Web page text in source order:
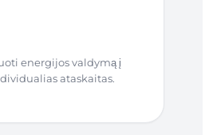
energijos valdymą į
ataskaitas.